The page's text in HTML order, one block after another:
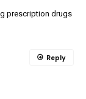
prescription drugs
Reply